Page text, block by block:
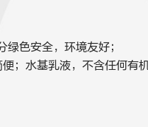
色安全，环境友好；
；水基乳液，不含任何有